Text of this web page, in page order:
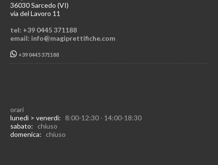
36030 Sarcedo (VI)
via del Lavoro 11
tel: +39 0445 371188
email: info@magiprettifiche.com
+39 0445 371188
orari
lunedì > venerdì: 8:00-12:30 - 14:00-18:30
sabato: chiuso
domenica: chiuso